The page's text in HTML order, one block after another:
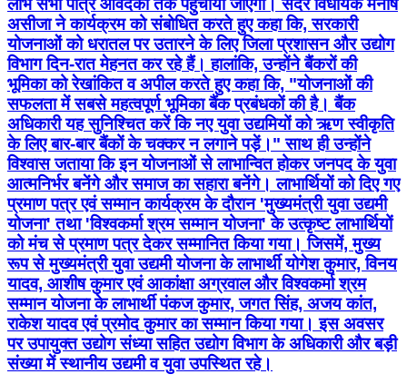
असीजा ने कार्यक्रम को संबोधित करते हुए कहा कि, सरकारी
योजनाओं को धरातल पर उतारने के लिए जिला प्रशासन और उद्योग
विभाग दिन-रात मेहनत कर रहे हैं। हालांकि, उन्होंने बैंकरों की
भूमिका को रेखांकित व अपील करते हुए कहा कि, "योजनाओं की
सफलता में सबसे महत्वपूर्ण भूमिका बैंक प्रबंधकों की है। बैंक
अधिकारी यह सुनिश्चित करें कि नए युवा उद्यमियों को ऋण स्वीकृति
के लिए बार-बार बैंकों के चक्कर न लगाने पड़ें।" साथ ही उन्होंने
विश्वास जताया कि इन योजनाओं से लाभान्वित होकर जनपद के युवा
आत्मनिर्भर बनेंगे और समाज का सहारा बनेंगे। लाभार्थियों को दिए गए
प्रमाण पत्र एवं सम्मान कार्यक्रम के दौरान 'मुख्यमंत्री युवा उद्यमी
योजना' तथा 'विश्वकर्मा श्रम सम्मान योजना' के उत्कृष्ट लाभार्थियों
को मंच से प्रमाण पत्र देकर सम्मानित किया गया। जिसमें, मुख्य
रूप से मुख्यमंत्री युवा उद्यमी योजना के लाभार्थी योगेश कुमार, विनय
यादव, आशीष कुमार एवं आकांक्षा अग्रवाल और विश्वकर्मा श्रम
सम्मान योजना के लाभार्थी पंकज कुमार, जगत सिंह, अजय कांत,
राकेश यादव एवं प्रमोद कुमार का सम्मान किया गया। इस अवसर
पर उपायुक्त उद्योग संध्या सहित उद्योग विभाग के अधिकारी और बड़ी
संख्या में स्थानीय उद्यमी व युवा उपस्थित रहे।